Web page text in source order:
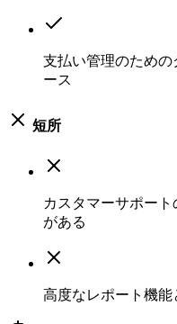
支払い管理のための
ース
短所
カスタマーサポー
がある
高度なレポート機